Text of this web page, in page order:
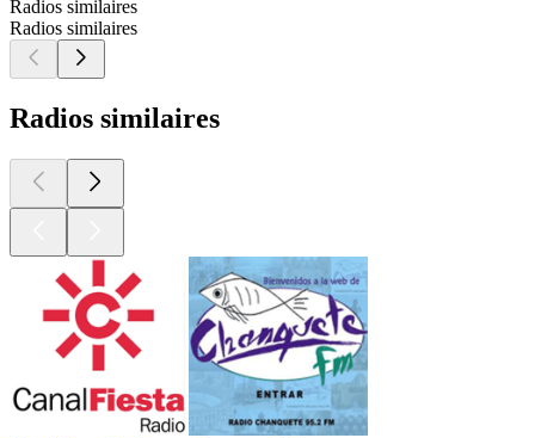
Radios similaires
Radios similaires
Radios similaires